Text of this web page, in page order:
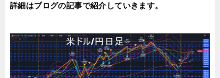
詳細はブログの記事で紹介していきます。